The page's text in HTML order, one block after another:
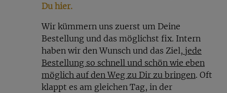
Du hier.
Wir kümmern uns zuerst um Deine
Bestellung und das möglichst fix. Intern
haben wir den Wunsch und das Ziel, jede
Bestellung so schnell und schön wie eben
möglich auf den Weg zu Dir zu bringen. Oft
klappt es am gleichen Tag, in der